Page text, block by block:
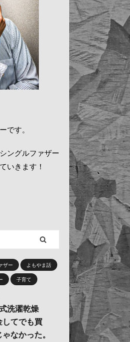
です。
ングルファザー
いきます！
ザー よもやま話
子育て
洗濯乾燥
してでも買
なかった。